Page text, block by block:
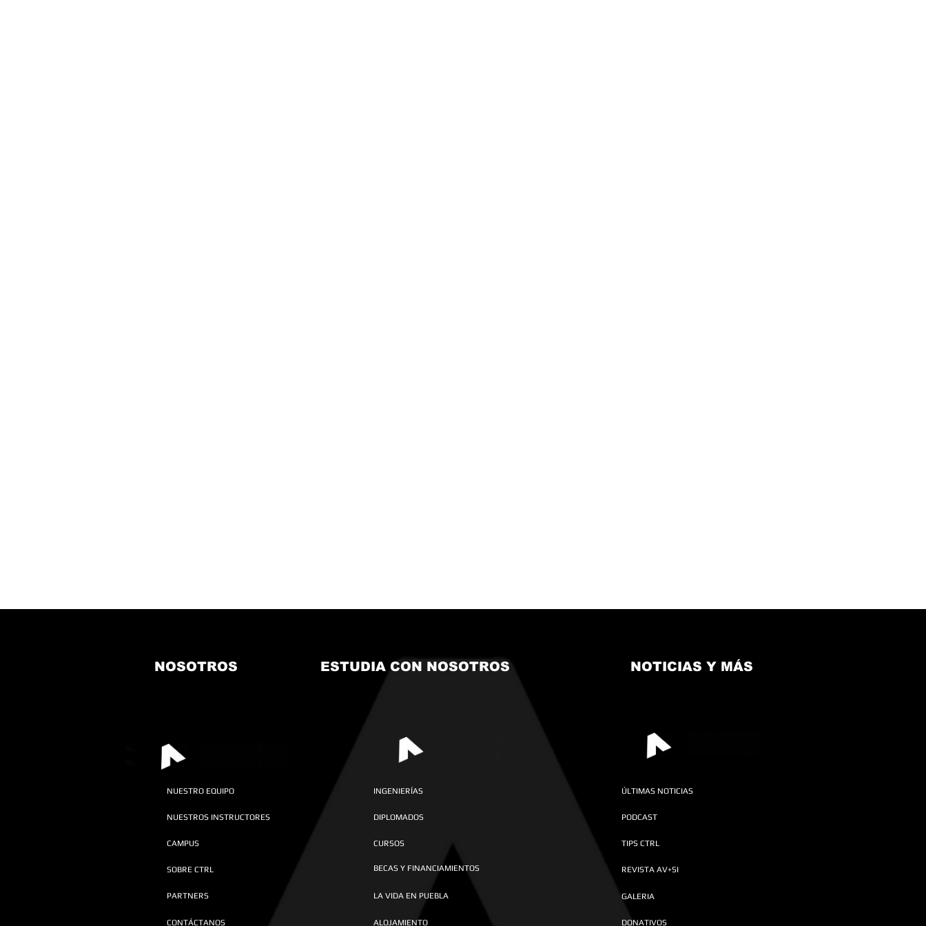
NOSOTROS
NUESTRO EQUIPO
NUESTROS INSTRUCTORES
CAMPUS
SOBRE CTRL
PARTNERS
ESTUDIA CON NOSOTROS
INGENIERÍAS
DIPLOMADOS
CURSOS
BECAS Y FINANCIAMIENTOS
LA VIDA EN PUEBLA
ALOJAMIENTO
CONTÁCTANOS
NOTICIAS Y MÁS
ÚLTIMAS NOTICIAS
PODCAST
TIPS CTRL
REVISTA AV+SI
GALERIA
DONATIVOS